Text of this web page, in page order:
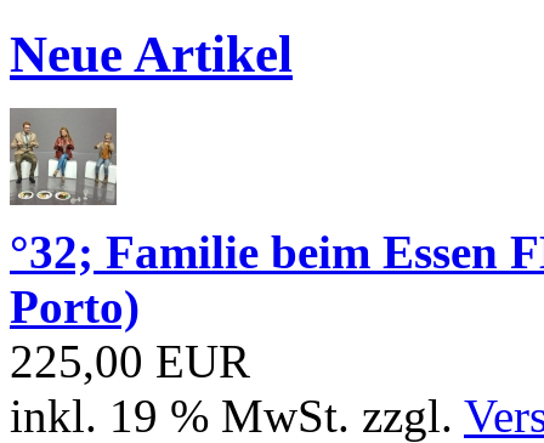
Neue Artikel
°32; Familie beim Essen
Porto)
225,00 EUR
inkl. 19 % MwSt. zzgl.